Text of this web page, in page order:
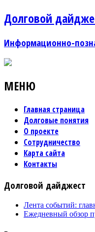
Долговой
Информационно-
МЕНЮ
Главная страница
Долговые понятия
О проекте
Сотрудничество
Карта сайта
Контакты
Долговой дайджест
Лента событий:
Ежедневный обзор